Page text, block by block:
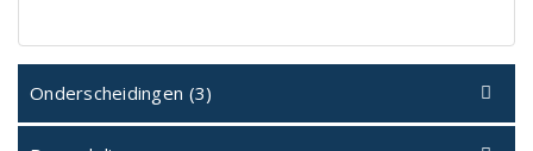
Onderscheidingen (3)